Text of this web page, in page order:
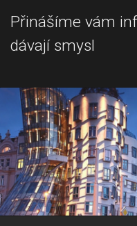
Přinášíme vám
dávají smysl